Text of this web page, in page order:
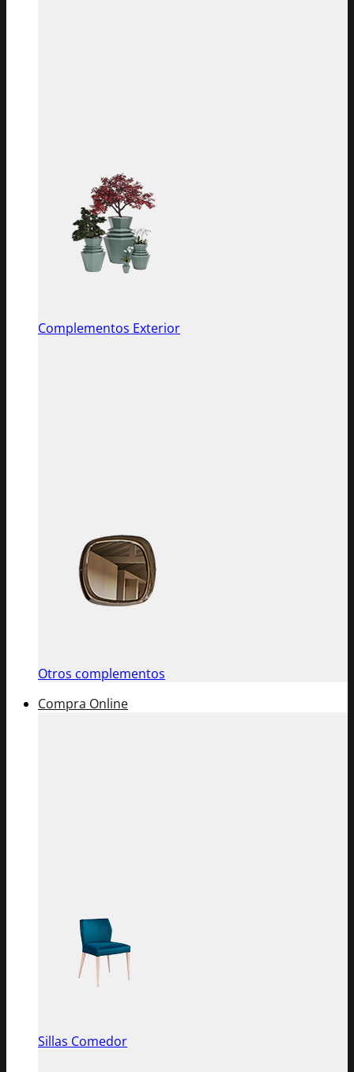
Complementos Exterior
Otros complementos
Compra Online
Sillas Comedor